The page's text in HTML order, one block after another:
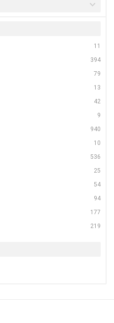
11
394
79
13
42
9
940
10
536
25
54
94
177
219